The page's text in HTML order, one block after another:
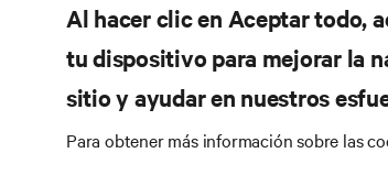
Al hacer clic en Aceptar todo,
tu dispositivo para mejorar la
sitio y ayudar en nuestros
Para obtener más información sobre las